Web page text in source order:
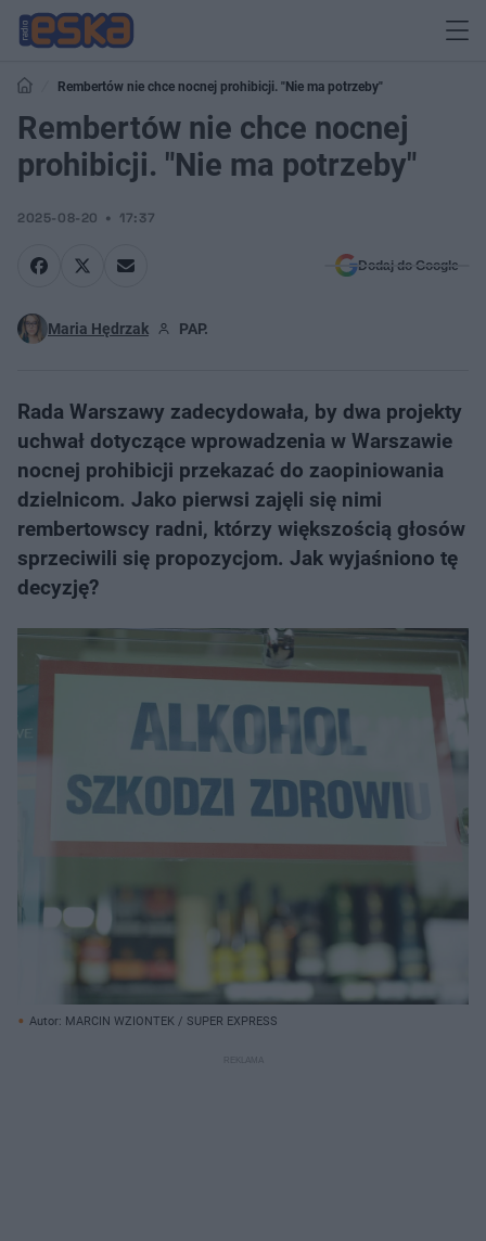
Rembertów nie chce nocnej prohibicji. "Nie ma potrzeby"
Rembertów nie chce nocnej
prohibicji. "Nie ma potrzeby"
2025-08-20 17:37
Dodaj do Google
Maria Hędrzak PAP.
Rada Warszawy zadecydowała, by dwa projekty
uchwał dotyczące wprowadzenia w Warszawie
nocnej prohibicji przekazać do zaopiniowania
dzielnicom. Jako pierwsi zajęli się nimi
rembertowscy radni, którzy większością głosów
sprzeciwili się propozycjom. Jak wyjaśniono tę
decyzję?
Autor: MARCIN WZIONTEK / SUPER EXPRESS